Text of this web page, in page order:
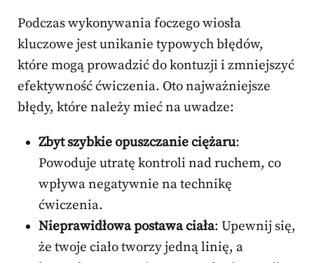
Podczas wykonywania foczego wiosła
kluczowe jest unikanie typowych błędów,
które mogą prowadzić do kontuzji i zmniejszyć
efektywność ćwiczenia. Oto najważniejsze
błędy, które należy mieć na uwadze:
Zbyt szybkie opuszczanie ciężaru:
Powoduje utratę kontroli nad ruchem, co
wpływa negatywnie na technikę
ćwiczenia.
Nieprawidłowa postawa ciała: Upewnij się,
że twoje ciało tworzy jedną linię, a